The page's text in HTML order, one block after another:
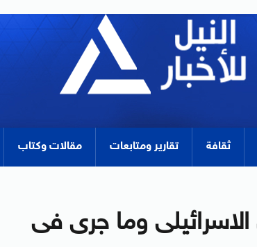
ثقافة تقارير ومتابعات مقالات وكتاب
الاسرائيلى وما جرى فى